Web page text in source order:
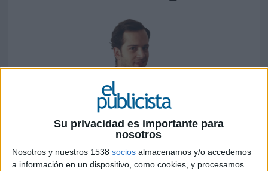
Su privacidad es importante para
nosotros
Nosotros y nuestros 1538 socios almacenamos y/o accedemos
a información en un dispositivo, como cookies, y procesamos
5 DE MAYO DE 2026